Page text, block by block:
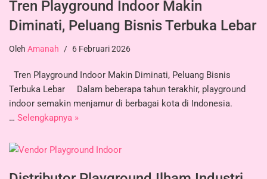
Tren Playground Indoor Makin
Diminati, Peluang Bisnis Terbuka Lebar
Oleh Amanah 6 Februari 2026
Tren Playground Indoor Makin Diminati, Peluang Bisnis
Terbuka Lebar Dalam beberapa tahun terakhir, playground
indoor semakin menjamur di berbagai kota di Indonesia.
… Selengkapnya »